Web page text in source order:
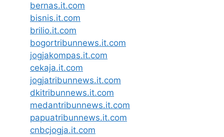
bernas.it.com
bisnis.it.com
brilio.it.com
bogortribunnews.it.com
jogjakompas.it.com
cekaja.it.com
jogjatribunnews.it.com
dkitribunnews.it.com
medantribunnews.it.com
papuatribunnews.it.com
cnbcjogja.it.com